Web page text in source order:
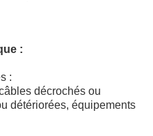
:
:
décrochés ou
détériorées, équipements